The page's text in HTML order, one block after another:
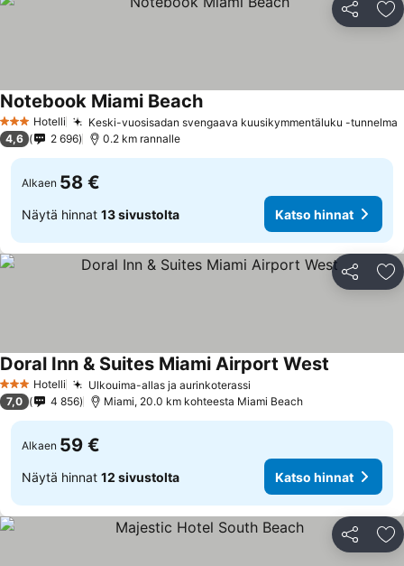
Jaa
3 Tähtiluokitus
Hotelli Keski-vuosisadan svengaava kuusikymmentäluku -tunnelma
Notebook Miami BeachKatso hinnat
4,6 2 696 0.2 km rannalle
Alkaen 58 €
Näytä hinnat 13 sivustolta Katso hinnat
Jaa
3 Tähtiluokitus
Hotelli Ulkouima-allas ja aurinkoterassi
Doral Inn & Suites Miami Airport West
7,0 4 856 Miami, 20.0 km kohteesta Miami Beach
Alkaen 59 €
Näytä hinnat 12 sivustolta Katso hinnat
Jaa